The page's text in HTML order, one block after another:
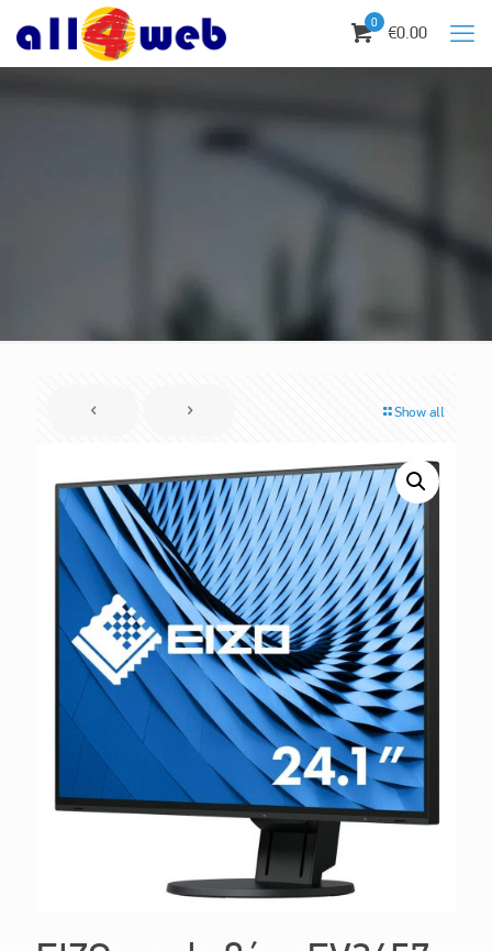
0 €0.00
Show all